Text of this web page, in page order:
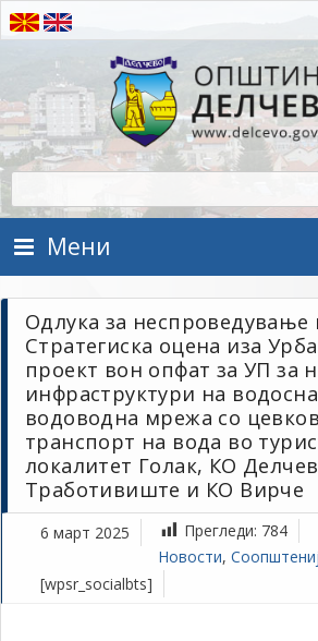
Прескокнете на содржината
Општина Делчево
Општина Делчево
Мени
Одлука за неспроведување
Стратегиска оцена иза
проект вон опфат за УП за
инфраструктури на
водоводна мрежа со
транспорт на вода во
локалитет Голак, КО
Тработивиште и КО Вирче
6 март 2025 Прегледи: 784
Новости,
[wpsr_socialbts]